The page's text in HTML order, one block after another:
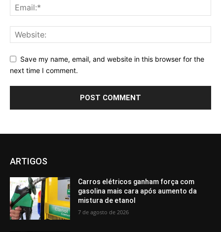
Save my name, email, and website in this browser for the
next time I comment.
ARTIGOS
Carros elétricos ganham força com
gasolina mais cara após aumento da
mistura de etanol
7 de agosto de 2026